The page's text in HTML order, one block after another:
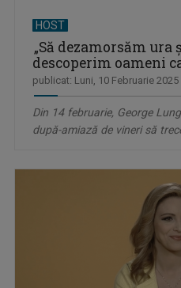
HOST
„Să dezamorsăm ura
descoperim oameni
publicat: Luni, 10 Februarie 2025
Din 14 februarie, George
după-amiază de vineri să